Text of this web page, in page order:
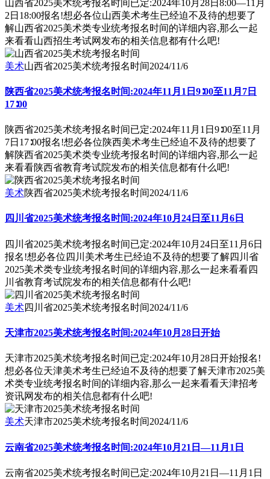
山西省2025美术统考报名时间已定:2024年10月28日8:00—11月
2日18:00报名!想必各位山西美术考生已经迫不及待的想要了
解山西省2025美术类专业统考报名时间的详细内容,那么一起
来看看山西招生考试网发布的相关信息都有什么吧!
美术山西省2025美术统考报名时间2024/11/6
陕西省2025美术统考报名时间:2024年11月1日9∶00至11月7日
17∶00
陕西省2025美术统考报名时间已定:2024年11月1日9∶00至11月
7日17∶00报名!想必各位陕西美术考生已经迫不及待的想要了
解陕西省2025美术类专业统考报名时间的详细内容,那么一起
来看看陕西省教育考试院发布的相关信息都有什么吧!
美术陕西省2025美术统考报名时间2024/11/6
四川省2025美术统考报名时间:2024年10月24日至11月6日
四川省2025美术统考报名时间已定:2024年10月24日至11月6日
报名!想必各位四川美术考生已经迫不及待的想要了解四川省
2025美术类专业统考报名时间的详细内容,那么一起来看看四
川省教育考试院发布的相关信息都有什么吧!
美术四川省2025美术统考报名时间2024/11/6
天津市2025美术统考报名时间:2024年10月28日开始
天津市2025美术统考报名时间已定:2024年10月28日开始报名!
想必各位天津美术考生已经迫不及待的想要了解天津市2025美
术类专业统考报名时间的详细内容,那么一起来看看天津招考
资讯网发布的相关信息都有什么吧!
美术天津市2025美术统考报名时间2024/11/6
云南省2025美术统考报名时间:2024年10月21日—11月1日
云南省2025美术统考报名时间已定:2024年10月21日—11月1日